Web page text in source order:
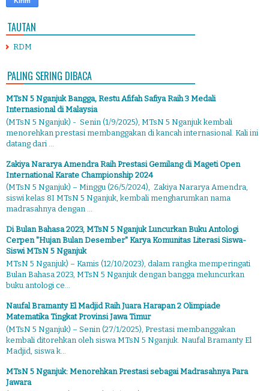
TAUTAN
RDM
PALING SERING DIBACA
MTsN 5 Nganjuk Bangga, Restu Afifah Safiya Raih 3 Medali
Internasional di Malaysia
(MTsN 5 Nganjuk) - Senin (1/9/2025), MTsN 5 Nganjuk kembali
menorehkan prestasi membanggakan di kancah internasional. Kali ini
datang dari ...
Zakiya Nararya Amendra Raih Prestasi Gemilang di Mageti Open
International Karate Championship 2024
(MTsN 5 Nganjuk) – Minggu (26/5/2024), Zakiya Nararya Amendra,
siswi kelas 8I MTsN 5 Nganjuk, kembali mengharumkan nama
madrasahnya dengan ...
Di Bulan Bahasa 2023, MTsN 5 Nganjuk Luncurkan Buku Antologi
Cerpen "Hujan Bulan Desember" Karya Komunitas Literasi Siswa-
Siswi MTsN 5 Nganjuk
MTsN 5 Nganjuk) – Kamis (12/10/2023), dalam rangka memperingati
Bulan Bahasa 2023, MTsN 5 Nganjuk dengan bangga meluncurkan
buku antologi ce...
Naufal Bramanty El Madjid Raih Juara Harapan 2 Olimpiade
Matematika Tingkat Provinsi Jawa Timur
(MTsN 5 Nganjuk) – Senin (27/1/2025), Prestasi membanggakan
kembali ditorehkan oleh siswa MTsN 5 Nganjuk. Naufal Bramanty El
Madjid, siswa k...
MTsN 5 Nganjuk: Menorehkan Prestasi sebagai Madrasahnya Para
Jawara